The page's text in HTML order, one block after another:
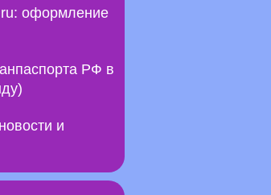
оформление
РФ в
и